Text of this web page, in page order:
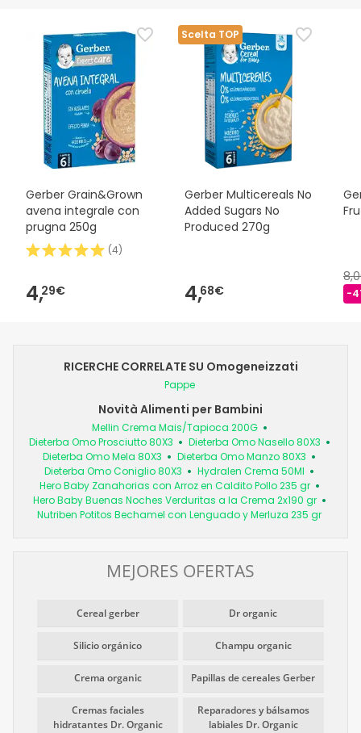
Gerber Grain&Grown
avena integrale con
prugna 250g
(4)
4,29€
Scelta TOP
Gerber Multicereals No
Added Sugars No
Produced 270g
4,68€ -
RICERCHE CORRELATE SU Omogeneizzati
Pappe
Novità Alimenti per Bambini
Mellin Crema Mais/Tapioca 200G
Dieterba Omo Prosciutto 80X3
Dieterba Omo Nasello 80X3
Dieterba Omo Mela 80X3
Dieterba Omo Manzo 80X3
Dieterba Omo Coniglio 80X3
Hydralen Crema 50Ml
Hero Baby Zanahorias con Arroz en Caldito Pollo 235 gr
Hero Baby Buenas Noches Verduritas a la Crema 2x190 gr
Nutriben Potitos Bechamel con Lenguado y Merluza 235 gr
MEJORES OFERTAS
Cereal gerber Dr organic
Silicio orgánico Champu organic
Crema organic Papillas de cereales Gerber
Cremas faciales
hidratantes Dr. Organic
Reparadores y bálsamos
labiales Dr. Organic